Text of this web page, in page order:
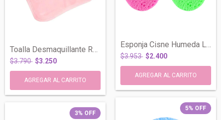
Toalla Desmaquillante Reutilizable Limpi...
$3.790 $3.250
Esponja Cisne Humeda Limpieza Facial Mak...
$3.953 $2.400
3% OFF
5% OFF